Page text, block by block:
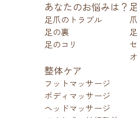
あなたのお悩みは？
足爪のトラブル
足の裏
足のコリ
整体ケア
フットマッサージ
ボディマッサージ
ヘッドマッサージ